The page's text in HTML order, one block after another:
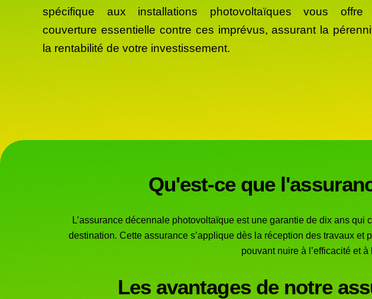
spécifique aux installations photovoltaïques vous offre
couverture essentielle contre ces imprévus, assurant la
la rentabilité de votre investissement.
Qu'est-ce que
L’assurance décennale photovoltaïque est une garantie de dix ans
destination. Cette assurance s’applique dès la réception des travaux
pouvant nuire à l’efficacité et
Les avantages de notre